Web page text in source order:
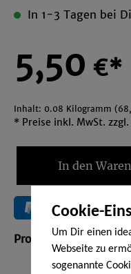
In 1-3 Tagen bei
5,50 €*
Inhalt: 0.08 Kilogramm
* Preise inkl. MwSt.
In den
Produktnummer:
Cookie-
Um Dir einen
Webseite zu
sogenannte